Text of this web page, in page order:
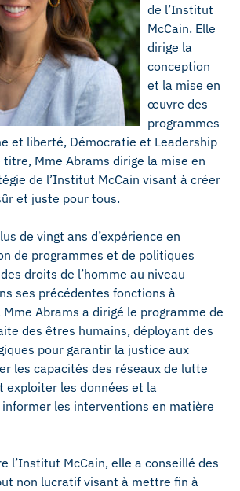
de l’Institut
McCain. Elle
dirige la
conception
et la mise en
œuvre des
programmes
et liberté, Démocratie et Leadership
titre, Mme Abrams dirige la mise en
de l’Institut McCain visant à créer
et juste pour tous.
de vingt ans d’expérience en
de programmes et de politiques
droits de l’homme au niveau
ses précédentes fonctions à
Mme Abrams a dirigé le programme de
des êtres humains, déployant des
pour garantir la justice aux
les capacités des réseaux de lutte
exploiter les données et la
les interventions en matière
l’Institut McCain, elle a conseillé des
non lucratif visant à mettre fin à